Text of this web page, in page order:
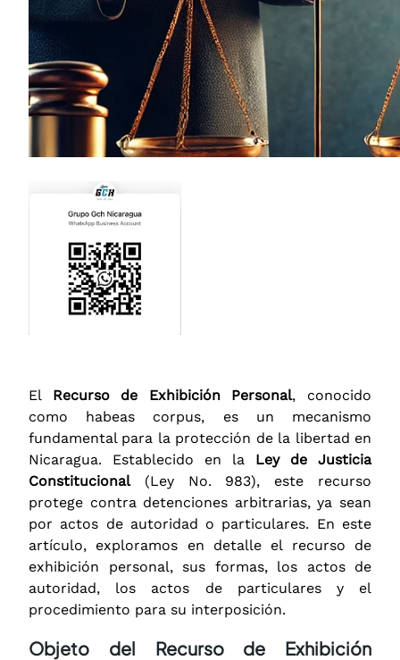
El Recurso de Exhibición Personal, conocido
como habeas corpus, es un mecanismo
fundamental para la protección de la libertad en
Nicaragua. Establecido en la Ley de Justicia
Constitucional(Ley No. 983), este recurso
protege contra detenciones arbitrarias, ya sean
por actos de autoridad o particulares. En este
artículo, exploramos en detalle el recurso de
exhibición personal, sus formas, los actos de
autoridad, los actos de particulares y el
procedimiento para su interposición.
Objeto del Recurso de Exhibición